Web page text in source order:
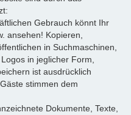
Gebrauch könnt Ihr
ansehen! Kopieren,
in Suchmaschinen,
in jeglicher Form,
ist ausdrücklich
stimmen dem
Dokumente, Texte,